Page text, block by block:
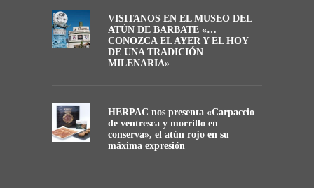
VISITANOS EN EL MUSEO DEL
ATÚN DE BARBATE «…
CONOZCA EL AYER Y EL HOY
DE UNA TRADICIÓN
MILENARIA»
HERPAC nos presenta «Carpaccio
de ventresca y morrillo en
conserva», el atún rojo en su
máxima expresión